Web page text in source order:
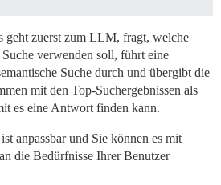
geht zuerst zum LLM, fragt, welche
verwenden soll, führt eine
Suche durch und übergibt die
mit den Top-Suchergebnissen als
es eine Antwort finden kann.
anpassbar und Sie können es mit
die Bedürfnisse Ihrer Benutzer